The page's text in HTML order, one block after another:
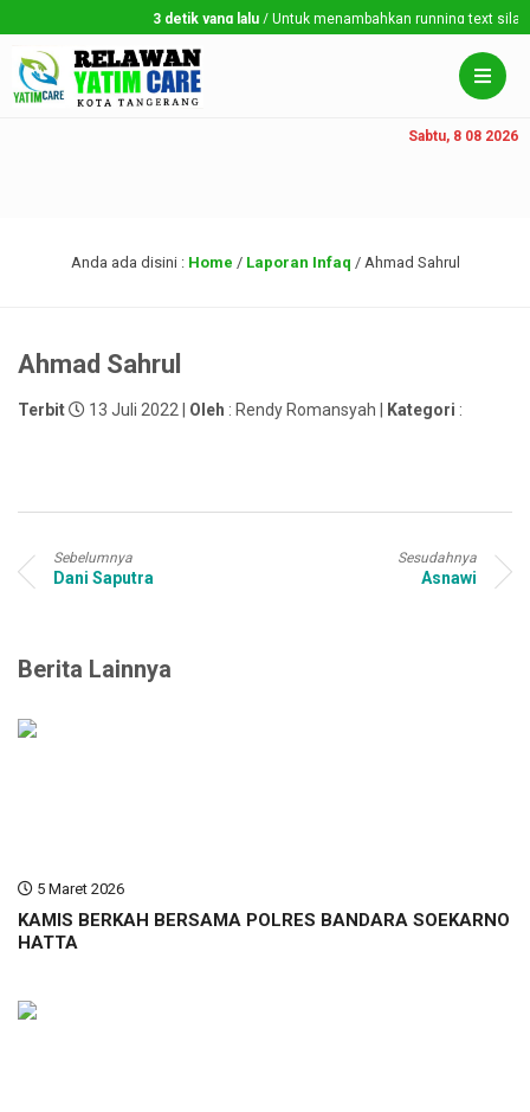
3 detik yang lalu/ Untuk menambahkan running text
Sabtu, 8 08 2026
Anda ada disini : Home / Laporan Infaq / Ahmad Sahrul
Ahmad Sahrul
Terbit 13 Juli 2022 | Oleh : Rendy Romansyah | Kategori :
Sebelumnya
Dani Saputra
Sesudahnya
Asnawi
Berita Lainnya
5 Maret 2026
KAMIS BERKAH BERSAMA POLRES BANDARA SOEKARNO
HATTA